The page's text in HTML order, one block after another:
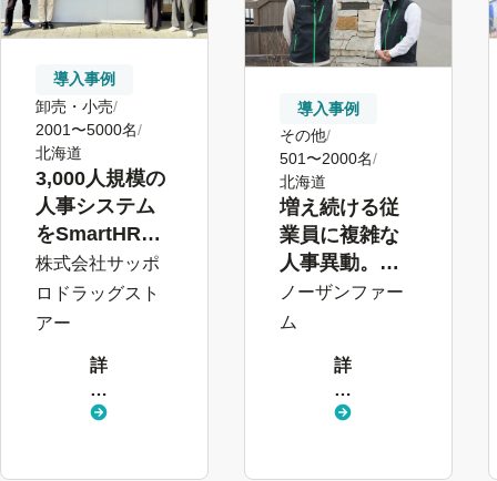
導入事例
卸売・小売
2001〜5000名
北海道
3,000人規模の
人事システム
をSmartHRに1
本化し、戦略
人事を推進
株式会社サッポ
ロドラッグスト
アー
詳
し
く
導入事例
その他
501〜2000名
北海道
増え続ける従
業員に複雑な
人事異動。
「配置シミュ
レーション」
置のミスがゼ
ノーザンファー
ム
詳
し
く